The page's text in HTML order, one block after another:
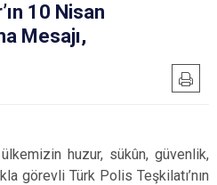
10 Nisan
Mesajı,
huzur, sükûn, güvenlik,
görevli Türk Polis Teşkilatı’nın